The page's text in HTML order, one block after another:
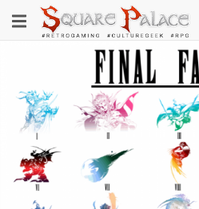
au
contenu
Toggle
navigation